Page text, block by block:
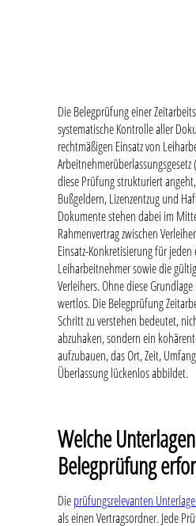
Die Belegprüfung einer
systematische Kontrolle aller
rechtmäßigen Einsatz von
Arbeitnehmerüberlassungsgesetz
diese Prüfung strukturiert
Bußgeldern, Lizenzentzug und
Dokumente stehen dabei im
Rahmenvertrag zwischen
Einsatz-Konkretisierung für jeden
Leiharbeitnehmer sowie die
Verleihers. Ohne diese
wertlos. Die Belegprüfung
Schritt zu verstehen bedeutet,
abzuhaken, sondern ein
aufzubauen, das Ort, Zeit,
Überlassung lückenlos abbildet.
Welche
Belegprüfung
Dieprüfungsrelevanten
als einen Vertragsordner. Jede